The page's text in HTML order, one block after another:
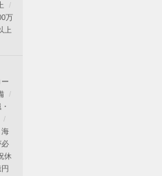
万
上
海
必
休
円